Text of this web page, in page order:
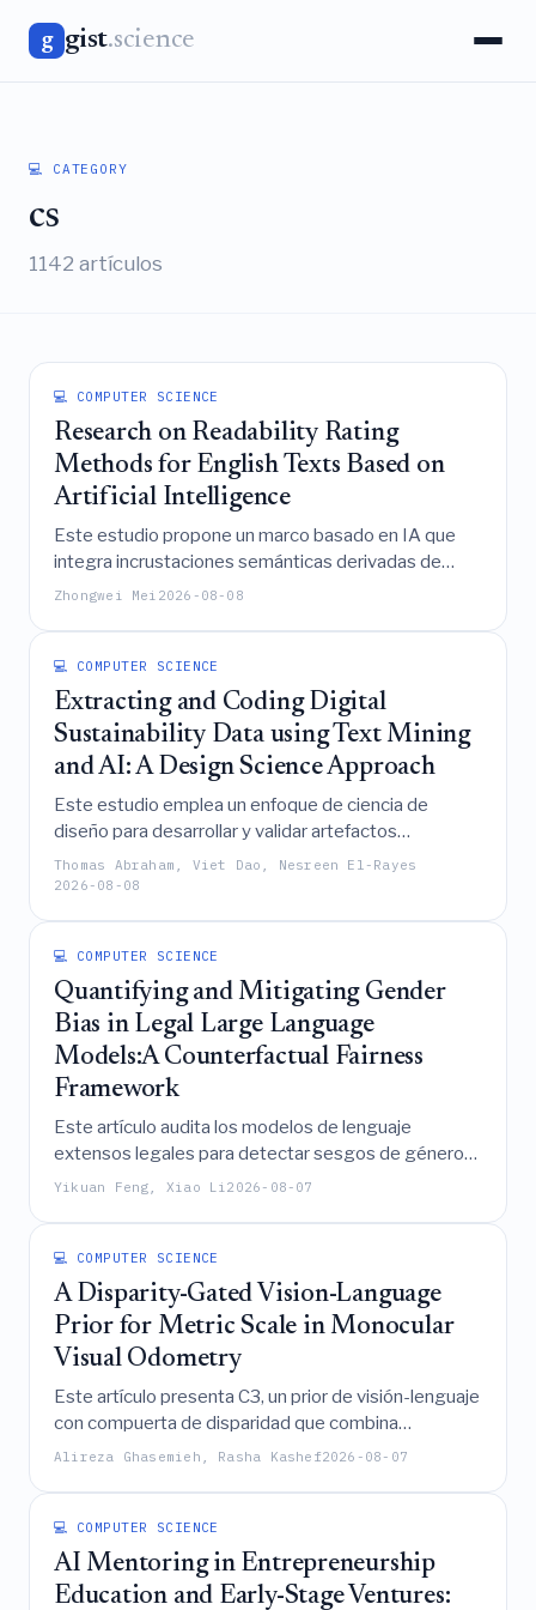
g gist.science
💻 CATEGORY
cs
1142 artículos
💻 COMPUTER SCIENCE
Research on Readability Rating
Methods for English Texts Based on
Artificial Intelligence
Este estudio propone un marco basado en IA que
integra incrustaciones semánticas derivadas de
RoBERTa con características lingüísticas diseñadas
legibilidad de textos en inglés, logrando una alta
precisión (R² = 0.9908) en el conjunto de datos
CLEAR.
Zhongwei Mei 2026-08-08
💻 COMPUTER SCIENCE
Extracting and Coding Digital
Sustainability Data using Text Mining
and AI: A Design Science Approach
Este estudio emplea un enfoque de ciencia de
diseño para desarrollar y validar artefactos
semiautomáticos que combinan la minería de textos,
un diccionario especializado y prompts de IA
codificación de datos de sostenibilidad digital a
partir de fuentes textuales, manteniendo al mismo
tiempo una alta concordancia con la codificación
manual de expertos.
Thomas Abraham, Viet Dao, Nesreen El-Rayes
2026-08-08
💻 COMPUTER SCIENCE
Quantifying and Mitigating Gender
Bias in Legal Large Language
Models:A Counterfactual Fairness
Framework
Este artículo audita los modelos de lenguaje
extensos legales para detectar sesgos de género
en los cálculos de indemnizaciones por despido
direccional, es el principal modo de falla, y propone
dos remedios efectivos —Calibración Simétrica
Contrafáctica y Ajuste Fino con Restricciones de
Equidad— para mitigar estos errores abordando la
falta de conocimiento de las fórmulas.
Yikuan Feng, Xiao Li2026-08-07
💻 COMPUTER SCIENCE
A Disparity-Gated Vision-Language
Prior for Metric Scale in Monocular
Visual Odometry
Este artículo presenta C3, un prior de visión-lenguaje
con compuerta de disparidad que combina
distancias reportadas por VLM con la triangulación
métrica en la odometría visual monocular,
demostrando un rendimiento mejorado sobre otros
priors sin verdad de campo en secuencias de KITTI
Alireza Ghasemieh, Rasha Kashef2026-08-07
💻 COMPUTER SCIENCE
AI Mentoring in Entrepreneurship
Education and Early-Stage Ventures: